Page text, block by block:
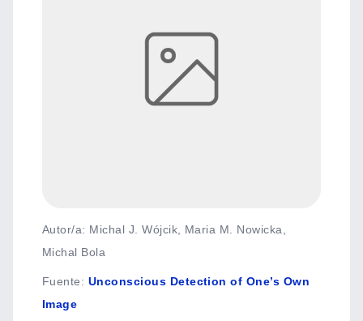
Autor/a: Michal J. Wójcik, Maria M. Nowicka,
Michal Bola
Fuente: Unconscious Detection of One’s Own
Image